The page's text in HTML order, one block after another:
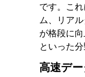
です。こ
ム、リア
が格段に
といった
高速デ